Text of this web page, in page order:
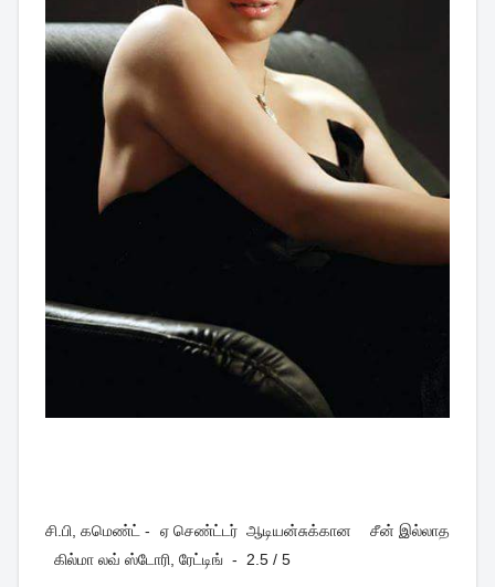
சி.பி, கமெண்ட் - ஏ செண்ட்டர் ஆடியன்சுக்கான சீன் இல்லாத
கில்மா லவ் ஸ்டோரி, ரேட்டிங் - 2.5 / 5